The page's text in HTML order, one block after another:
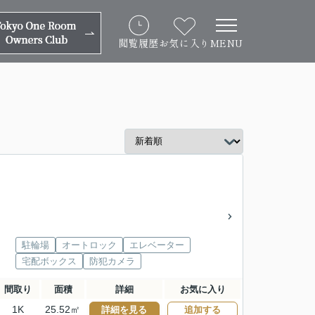
閲覧履歴お気に入り MENU
駐輪場 オートロック
エレベーター
宅配ボックス
防犯カメラ
間取り 面積 詳細 お気に入り
1K 25.52㎡ 詳細を見る 追加する